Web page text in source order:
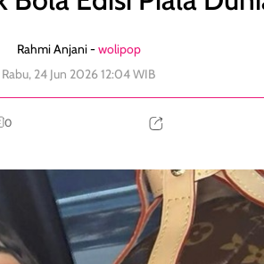
Rahmi Anjani -wolipop
Rabu, 24 Jun 2026 12:04 WIB
0